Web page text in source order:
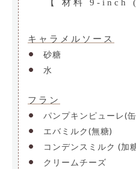
【 材料 9-inch
キャラメルソース
• 砂糖
• 水
フラン
• パンプキンピューレ(
• エバミルク(無糖)
• コンデンスミルク (加
• クリームチーズ